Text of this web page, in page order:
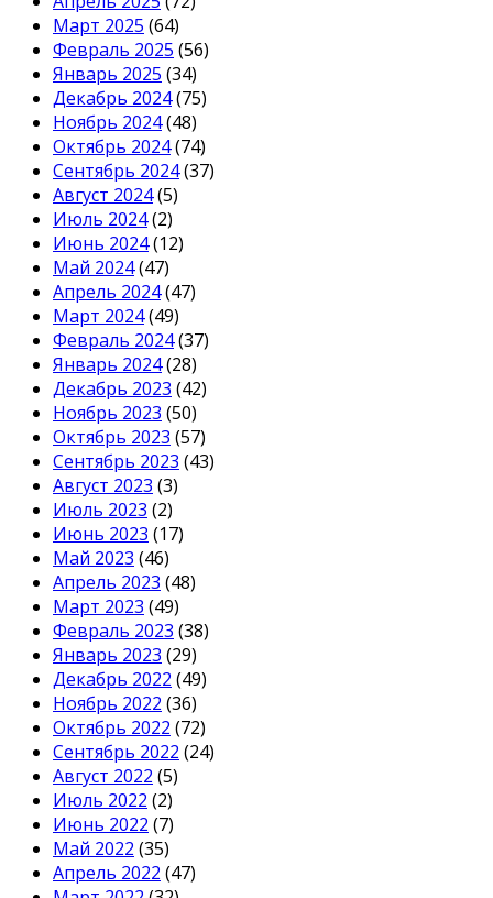
Март 2025 (64)
Февраль 2025 (56)
Январь 2025 (34)
Декабрь 2024(75)
Ноябрь 2024(48)
Октябрь 2024(74)
Сентябрь 2024(37)
Август 2024(5)
Июль 2024(2)
Июнь 2024(12)
Май 2024(47)
Апрель 2024(47)
Март 2024(49)
Февраль 2024(37)
Январь 2024(28)
Декабрь 2023 (42)
Ноябрь 2023 (50)
Октябрь 2023 (57)
Сентябрь 2023 (43)
Август 2023 (3)
Июль 2023 (2)
Июнь 2023 (17)
Май 2023 (46)
Апрель 2023 (48)
Март 2023 (49)
Февраль 2023 (38)
Январь 2023 (29)
Декабрь 2022 (49)
Ноябрь 2022 (36)
Октябрь 2022 (72)
Сентябрь 2022 (24)
Август 2022 (5)
Июль 2022 (2)
Июнь 2022 (7)
Май 2022 (35)
Апрель 2022 (47)